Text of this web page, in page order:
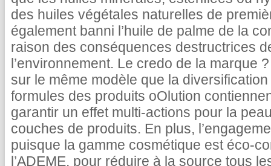
des huiles végétales naturelles de
également banni l’huile de palme de la
raison des conséquences destructrices
l’environnement. Le credo de la marque
sur le même modèle que la
formules des produits oOlution
garantir un effet multi-actions pour la
couches de produits. En plus,
puisque la gamme cosmétique est éco-
l’ADEME, pour réduire à la source tous